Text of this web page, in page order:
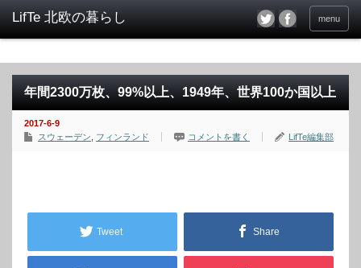
menu
年間2300万枚、99%以上、1949年、世界100か国以上
2017-6-9
スウェーデン
フィンランド コメントを書く LifTe編集部
Tweet Share